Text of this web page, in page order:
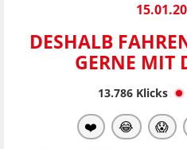
DESHALB
GERNE MIT
13.786Klicks
❤️ 😂 😱